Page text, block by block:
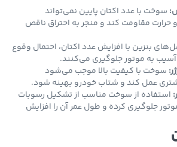
با عدد اکتان پایین نمی‌تواند
مقاومت کند و منجر به احتراق ناقص
با افزایش عدد اکتان، احتمال وقوع
موتور جلوگیری می‌کنند.
با کیفیت بالا موجب می‌شود
عمل کند و شتاب خودرو بهینه شود.
از سوخت مناسب از تشکیل رسوبات
کرده و طول عمر آن را افزایش